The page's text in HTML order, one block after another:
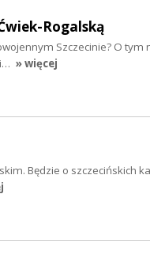
Rogalską
Szczecinie? O tym
» więcej
Będzie o szczecińskich